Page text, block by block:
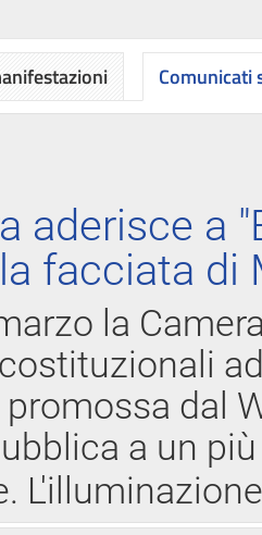
Comunicati
aderisce a
facciata di
la
dal
a un